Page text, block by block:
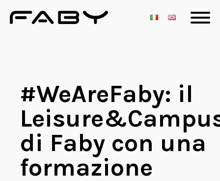
#WeAreFaby: il
di Faby con una
formazione